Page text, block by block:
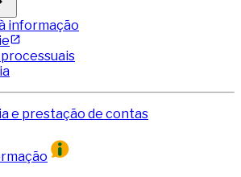
informação
processuais
e prestação de contas